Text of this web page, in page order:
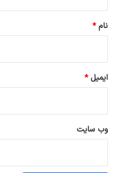
نام*
ایمیل*
وب‌ سایت